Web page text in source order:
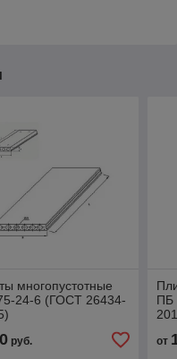
многопустотные
24-6 (ГОСТ 26434-
руб.
ПБ
от